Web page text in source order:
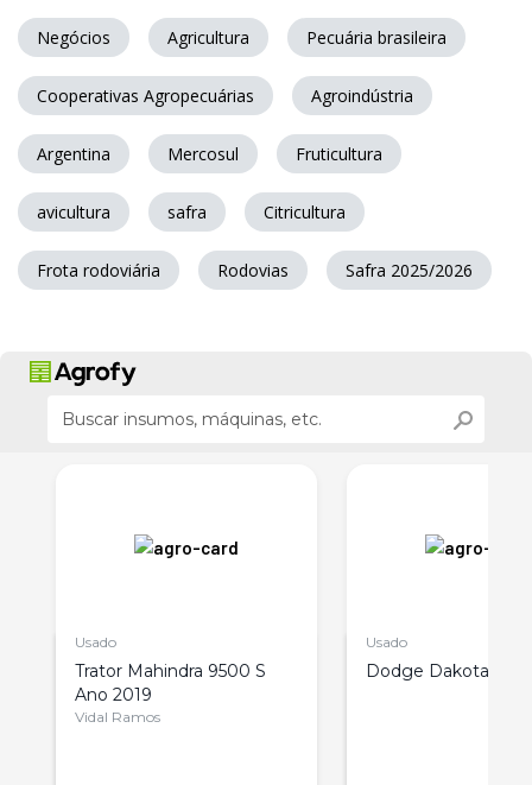
Negócios Agricultura Pecuária brasileira
Cooperativas Agropecuárias Agroindústria
Argentina Mercosul Fruticultura
avicultura safra Citricultura
Frota rodoviária Rodovias Safra 2025/2026
Usado
Trator Mahindra 9500 S
Ano 2019
Vidal Ramos
Usado
Dodge Dakota